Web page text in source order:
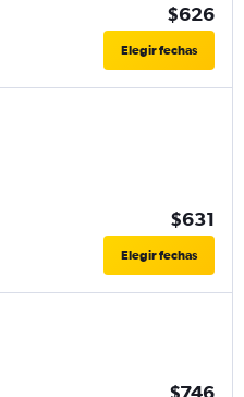
$626
Elegir fechas
$631
Elegir fechas
$746